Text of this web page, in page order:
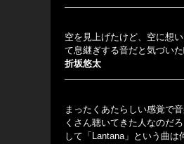
空を見上げたけど、空に想
て息継ぎする音だと気づい
折坂悠太
まったくあたらしい感覚で
くさん聴いてきた人なのだ
して「Lantana」という曲